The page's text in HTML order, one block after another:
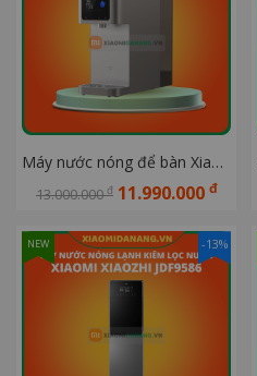
Máy nước nóng để bàn Xiaomi Mijia MRH152 Kiêm lọc nước
13.000.000đ 11.990.000 đ
-13%
NEW